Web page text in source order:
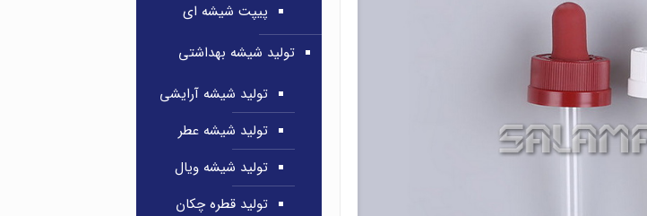
پیپت شیشه ای
تولید شیشه بهداشتی
تولید شیشه آرایشی
تولید شیشه عطر
تولید شیشه ویال
تولید قطره چکان